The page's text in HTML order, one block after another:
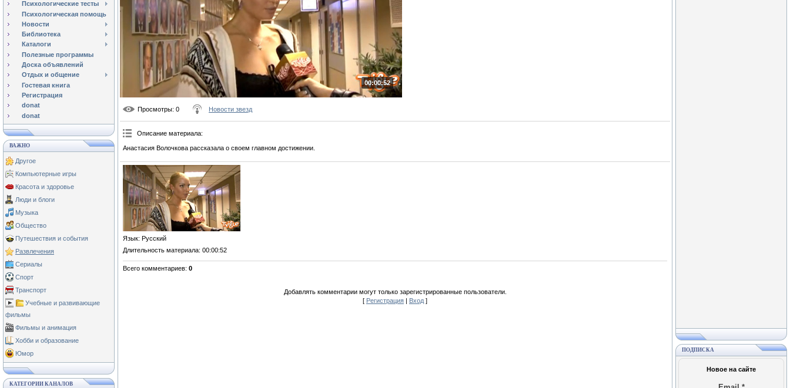
Психологические тесты
Психологическая помощь
Новости
Библиотека
Каталоги
Полезные программы
Доска объявлений
Отдых и общение
Гостевая книга
Регистрация
donat
donat
ВАЖНО
Другое
Компьютерные игры
Красота и здоровье
Люди и блоги
Музыка
Общество
Путешествия и события
Развлечения
Сериалы
Спорт
Транспорт
Учебные и развивающие
фильмы
Фильмы и анимация
Хобби и образование
Юмор
КАТЕГОРИИ КАНАЛОВ
00:00:52
Просмотры: 0 Новости звезд
Описание материала:
Анастасия Волочкова рассказала о своем главном достижении.
Язык: Русский
Длительность материала: 00:00:52
Всего комментариев: 0
Добавлять комментарии могут только зарегистрированные пользователи.
[ Регистрация | Вход ]
ПОДПИСКА
Новое на сайте